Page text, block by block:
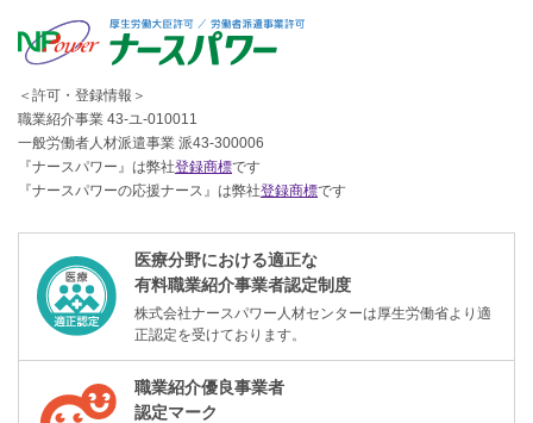
＜許可・登録情報＞
職業紹介事業 43-ユ-010011
一般労働者人材派遣事業 派43-300006
『ナースパワー』は弊社登録商標です
『ナースパワーの応援ナース』は弊社登録商標です
医療分野における適正な
有料職業紹介事業者認定制度
株式会社ナースパワー人材センターは厚生労働省より適
正認定を受けております。
職業紹介優良事業者
認定マーク